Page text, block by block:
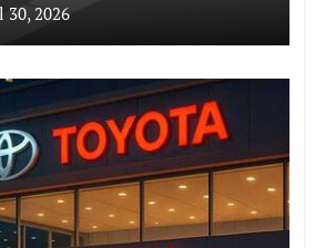
30, 2026